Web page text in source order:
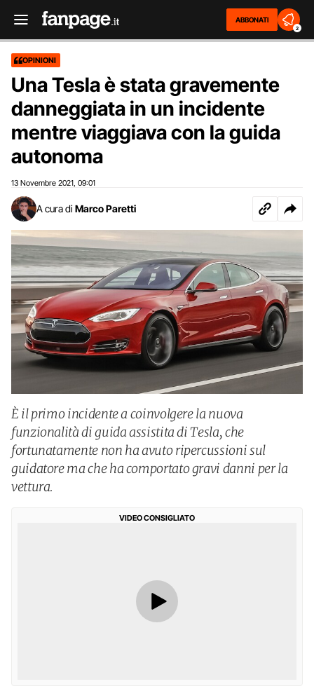
ABBONATI
2
OPINIONI
Una Tesla è stata gravemente
danneggiata in un incidente
mentre viaggiava con la guida
autonoma
13 Novembre 2021 09:01
A cura di Marco Paretti
È il primo incidente a coinvolgere la nuova
funzionalità di guida assistita di Tesla, che
fortunatamente non ha avuto ripercussioni sul
guidatore ma che ha comportato gravi danni per la
vettura.
VIDEO CONSIGLIATO